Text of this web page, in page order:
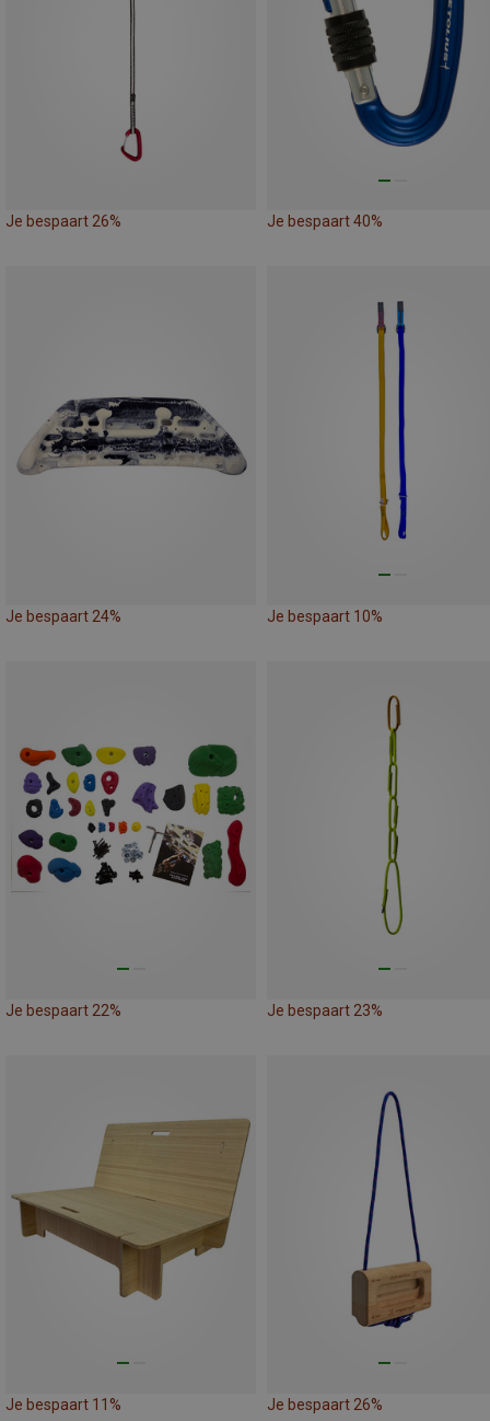
Je bespaart 26% Je bespaart 40%
Je bespaart 24% Je bespaart 10%
Je bespaart 22% Je bespaart 23%
Je bespaart 11% Je bespaart 26%